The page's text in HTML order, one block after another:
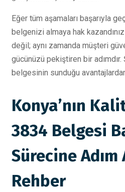
Eğer tüm aşamaları başarıyla
belgenizi almaya hak
değil; aynı zamanda müşteri
gücünüzü pekiştiren bir
belgesinin sunduğu
Konya’nın
3834 Belgesi
Sürecine Adım
Rehber